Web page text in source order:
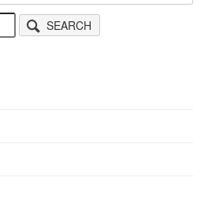
SEARCH